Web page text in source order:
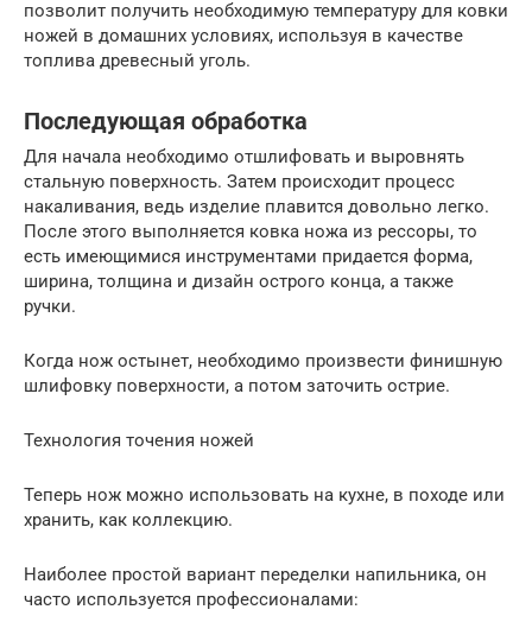
позволит получить необходимую температуру для ковки
ножей в домашних условиях, используя в качестве
топлива древесный уголь.
Последующая обработка
Для начала необходимо отшлифовать и выровнять
стальную поверхность. Затем происходит процесс
накаливания, ведь изделие плавится довольно легко.
После этого выполняется ковка ножа из рессоры, то
есть имеющимися инструментами придается форма,
ширина, толщина и дизайн острого конца, а также
ручки.
Когда нож остынет, необходимо произвести финишную
шлифовку поверхности, а потом заточить острие.
Технология точения ножей
Теперь нож можно использовать на кухне, в походе или
хранить, как коллекцию.
Наиболее простой вариант переделки напильника, он
часто используется профессионалами: